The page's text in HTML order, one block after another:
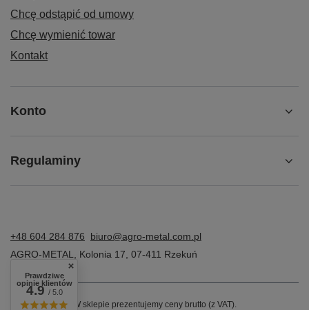
Chcę odstąpić od umowy
Chcę wymienić towar
Kontakt
Konto
Regulaminy
+48 604 284 876
biuro@agro-metal.com.pl
AGRO-METAL
Kolonia 17 07-411 Rzekuń
W sklepie prezentujemy ceny brutto (z VAT).
Prawdziwe
opinie klientów
4.9/ 5.0